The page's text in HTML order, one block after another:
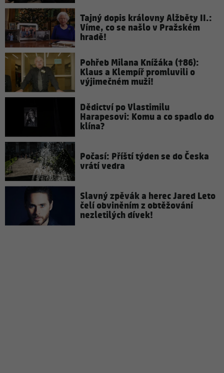
Tajný dopis královny Alžběty II.:
Víme, co se našlo v Pražském
hradě!
Pohřeb Milana Knížáka (†86):
Klaus a Klempíř promluvili o
výjimečném muži!
Dědictví po Vlastimilu
Harapesovi: Komu a co spadlo do
klína?
Počasí: Příští týden se do Česka
vrátí vedra
Slavný zpěvák a herec Jared Leto
čelí obviněním z obtěžování
nezletilých dívek!